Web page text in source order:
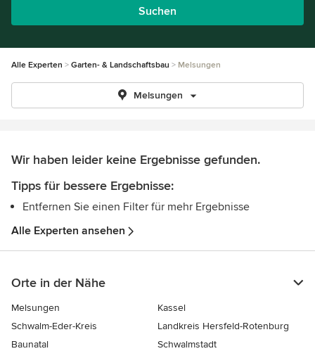
Suchen
Alle Experten Garten- & Landschaftsbau Melsungen
Melsungen
Wir haben leider keine Ergebnisse gefunden.
Tipps für bessere Ergebnisse:
Entfernen Sie einen Filter für mehr Ergebnisse
Alle Experten ansehen
Orte in der Nähe
Melsungen
Kassel
Schwalm-Eder-Kreis
Landkreis Hersfeld-Rotenburg
Baunatal
Schwalmstadt